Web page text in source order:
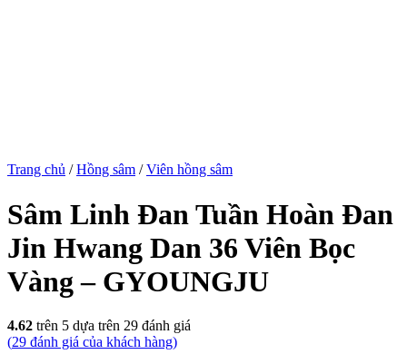
Trang chủ / Hồng sâm / Viên hồng sâm
Sâm Linh Đan Tuần Hoàn Đan
Jin Hwang Dan 36 Viên Bọc
Vàng – GYOUNGJU
4.62 trên 5 dựa trên 29 đánh giá
(29 đánh giá của khách hàng)